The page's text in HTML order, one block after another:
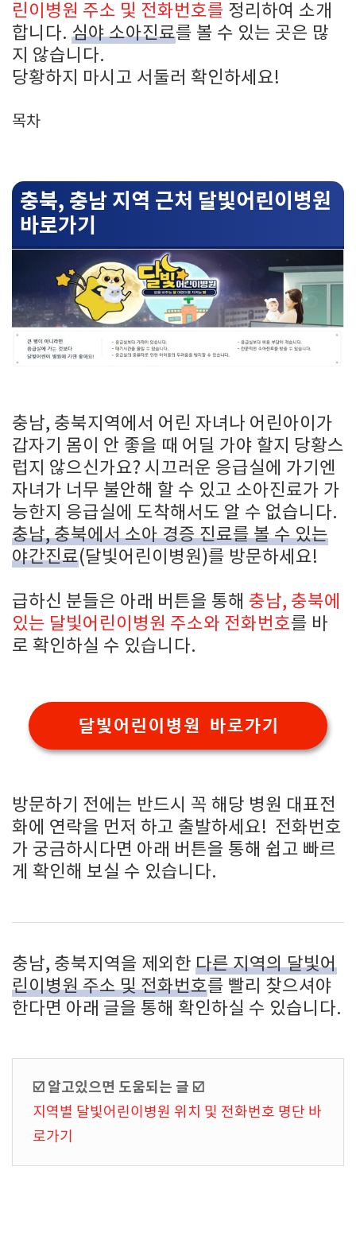
린이병원 주소 및 전화번호를 정리하여 소개
합니다. 심야 소아진료를 볼 수 있는 곳은 많
지 않습니다.
당황하지 마시고 서둘러 확인하세요!
목차
충북, 충남 지역 근처 달빛어린이병원
바로가기
충남, 충북지역에서 어린 자녀나 어린아이가
갑자기 몸이 안 좋을 때 어딜 가야 할지 당황스
럽지 않으신가요? 시끄러운 응급실에 가기엔
자녀가 너무 불안해 할 수 있고 소아진료가 가
능한지 응급실에 도착해서도 알 수 없습니다.
충남, 충북에서 소아 경증 진료를 볼 수 있는
야간진료(달빛어린이병원)를 방문하세요!
급하신 분들은 아래 버튼을 통해 충남, 충북에
있는 달빛어린이병원 주소와 전화번호를 바
로 확인하실 수 있습니다.
달빛어린이병원 바로가기
방문하기 전에는 반드시 꼭 해당 병원 대표전
화에 연락을 먼저 하고 출발하세요! 전화번호
가 궁금하시다면 아래 버튼을 통해 쉽고 빠르
게 확인해 보실 수 있습니다.
충남, 충북지역을 제외한 다른 지역의 달빛어
린이병원 주소 및 전화번호를 빨리 찾으셔야
한다면 아래 글을 통해 확인하실 수 있습니다.
☑️ 알고있으면 도움되는 글 ☑️
지역별 달빛어린이병원 위치 및 전화번호 명단 바
로가기